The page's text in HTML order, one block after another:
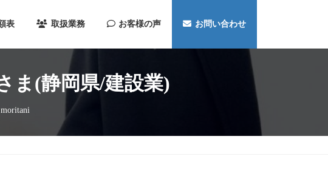
表 取扱業務 お客様の声 お問い合わせ
ま(静岡県/建設業)